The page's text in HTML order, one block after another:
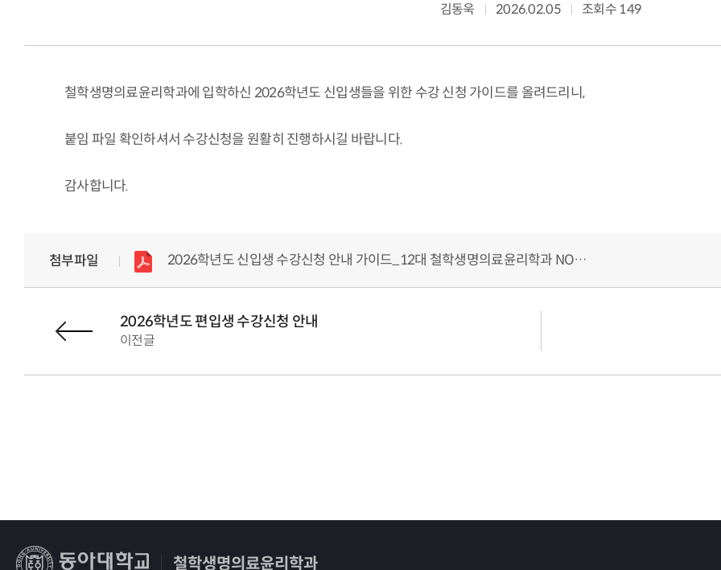
김동욱 2026.02.05 조회수 149
철학생명의료윤리학과에 입학하신 2026학년도 신입생들을 위한 수강 신청 가이드를 올려드리니,
붙임 파일 확인하셔서 수강신청을 원활히 진행하시길 바랍니다.
감사합니다.
첨부파일 2026학년도 신입생 수강신청 안내 가이드_12대 철학생명의료윤리학과 NOW 학생회 제작.pdf (2MB)
이전글
2026학년도 편입생 수강신청 안내
철학생명의료윤리학과